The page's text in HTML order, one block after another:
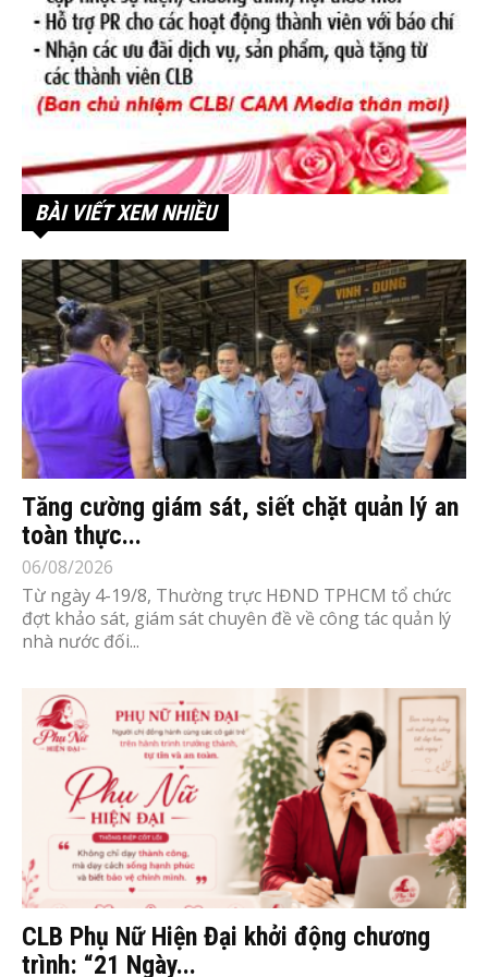
BÀI VIẾT XEM NHIỀU
Tăng cường giám sát, siết chặt quản lý an
toàn thực...
06/08/2026
Từ ngày 4-19/8, Thường trực HĐND TPHCM tổ chức
đợt khảo sát, giám sát chuyên đề về công tác quản lý
nhà nước đối...
CLB Phụ Nữ Hiện Đại khởi động chương
trình: “21 Ngày...